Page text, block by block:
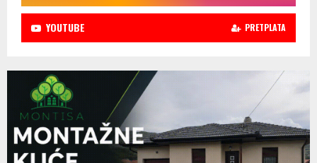
YOUTUBE PRETPLATA